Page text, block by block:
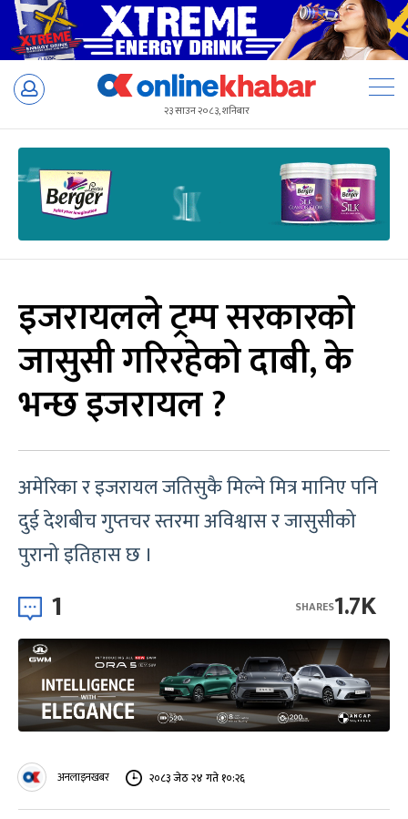
Skip
२३ साउन २०८३, शनिबार
इजरायलले ट्रम्प सरकारको
जासुसी गरिरहेको दाबी, के
भन्छ इजरायल ?
अमेरिका र इजरायल जतिसुकै मिल्ने मित्र मानिए पनि
दुई देशबीच गुप्तचर स्तरमा अविश्वास र जासुसीको
पुरानो इतिहास छ ।
1 1.7K
SHARES
अनलाइनखबर २०८३ जेठ २४ गते १०:२६